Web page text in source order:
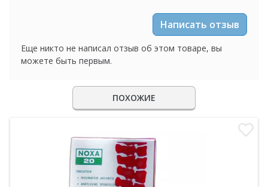
Написать отзыв
Еще никто не написал отзыв об этом товаре, вы
можете быть первым.
ПОХОЖИЕ